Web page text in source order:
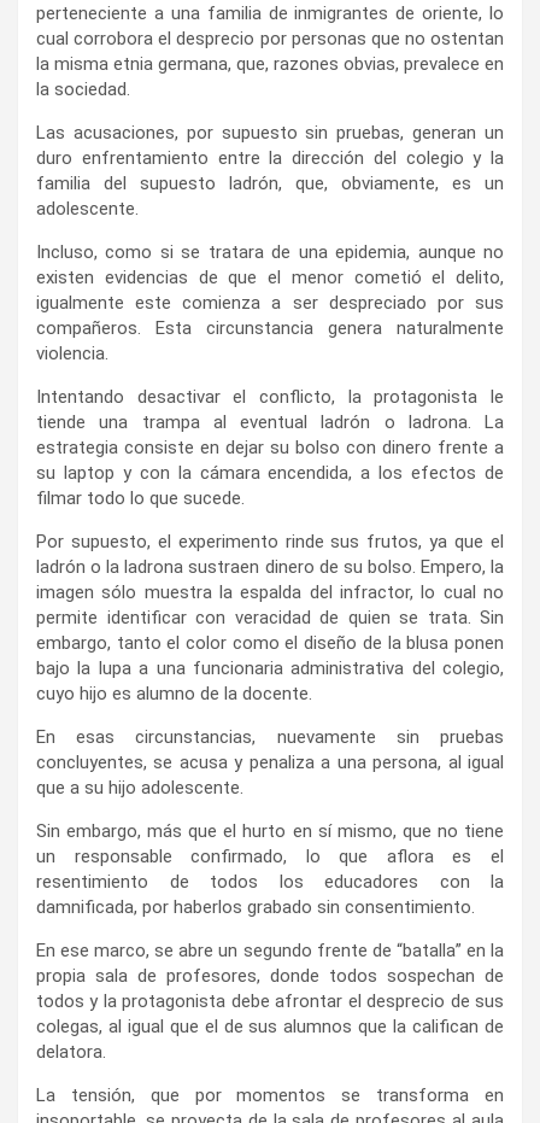
perteneciente a una familia de inmigrantes de oriente, lo
cual corrobora el desprecio por personas que no ostentan
la misma etnia germana, que, razones obvias, prevalece en
la sociedad.
Las acusaciones, por supuesto sin pruebas, generan un
duro enfrentamiento entre la dirección del colegio y la
familia del supuesto ladrón, que, obviamente, es un
adolescente.
Incluso, como si se tratara de una epidemia, aunque no
existen evidencias de que el menor cometió el delito,
igualmente este comienza a ser despreciado por sus
compañeros. Esta circunstancia genera naturalmente
violencia.
Intentando desactivar el conflicto, la protagonista le
tiende una trampa al eventual ladrón o ladrona. La
estrategia consiste en dejar su bolso con dinero frente a
su laptop y con la cámara encendida, a los efectos de
filmar todo lo que sucede.
Por supuesto, el experimento rinde sus frutos, ya que el
ladrón o la ladrona sustraen dinero de su bolso. Empero, la
imagen sólo muestra la espalda del infractor, lo cual no
permite identificar con veracidad de quien se trata. Sin
embargo, tanto el color como el diseño de la blusa ponen
bajo la lupa a una funcionaria administrativa del colegio,
cuyo hijo es alumno de la docente.
En esas circunstancias, nuevamente sin pruebas
concluyentes, se acusa y penaliza a una persona, al igual
que a su hijo adolescente.
Sin embargo, más que el hurto en sí mismo, que no tiene
un responsable confirmado, lo que aflora es el
resentimiento de todos los educadores con la
damnificada, por haberlos grabado sin consentimiento.
En ese marco, se abre un segundo frente de “batalla” en la
propia sala de profesores, donde todos sospechan de
todos y la protagonista debe afrontar el desprecio de sus
colegas, al igual que el de sus alumnos que la califican de
delatora.
La tensión, que por momentos se transforma en